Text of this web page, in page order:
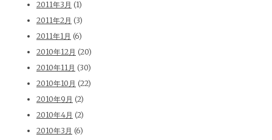
2011年3月 (1)
2011年2月 (3)
2011年1月 (6)
2010年12月 (20)
2010年11月 (30)
2010年10月 (22)
2010年9月 (2)
2010年4月 (2)
2010年3月 (6)